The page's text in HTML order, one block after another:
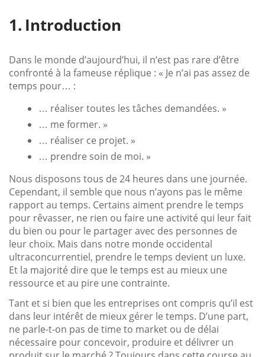
Introduction
Dans le monde d’aujourd’hui, il n’est pas rare d’être
confronté à la fameuse réplique : « Je n’ai pas assez de
temps pour… :
… réaliser toutes les tâches demandées. »
… me former. »
… réaliser ce projet. »
… prendre soin de moi. »
Nous disposons tous de 24 heures dans une journée.
Cependant, il semble que nous n’ayons pas le même
rapport au temps. Certains aiment prendre le temps
pour rêvasser, ne rien ou faire une activité qui leur fait
du bien ou pour le partager avec des personnes de
leur choix. Mais dans notre monde occidental
ultraconcurrentiel, prendre le temps devient un luxe.
Et la majorité dire que le temps est au mieux une
ressource et au pire une contrainte.
Tant et si bien que les entreprises ont compris qu’il est
dans leur intérêt de mieux gérer le temps. D’une part,
ne parle-t-on pas de time to market ou de délai
nécessaire pour concevoir, produire et délivrer un